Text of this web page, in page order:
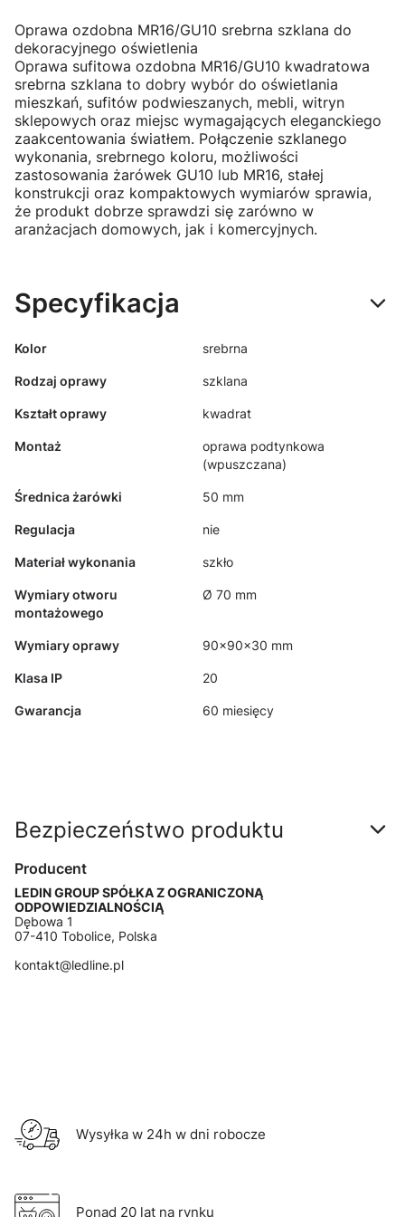
Oprawa ozdobna MR16/GU10 srebrna szklana do
dekoracyjnego oświetlenia
Oprawa sufitowa ozdobna MR16/GU10 kwadratowa
srebrna szklana to dobry wybór do oświetlania
mieszkań, sufitów podwieszanych, mebli, witryn
sklepowych oraz miejsc wymagających eleganckiego
zaakcentowania światłem. Połączenie szklanego
wykonania, srebrnego koloru, możliwości
zastosowania żarówek GU10 lub MR16, stałej
konstrukcji oraz kompaktowych wymiarów sprawia,
że produkt dobrze sprawdzi się zarówno w
aranżacjach domowych, jak i komercyjnych.
Specyfikacja
Kolor srebrna
Rodzaj oprawy szklana
Kształt oprawy kwadrat
Montaż
oprawa podtynkowa
(wpuszczana)
Średnica żarówki 50 mm
Regulacja nie
Materiał wykonania szkło
Wymiary otworu
montażowego
Ø 70 mm
Wymiary oprawy 90x90x30 mm
Klasa IP 20
Gwarancja 60 miesięcy
Bezpieczeństwo produktu
Producent
LEDIN GROUP SPÓŁKA Z OGRANICZONĄ
ODPOWIEDZIALNOŚCIĄ
Dębowa 1
07-410 Tobolice, Polska
kontakt@ledline.pl
Wysyłka w 24h w dni robocze
Ponad 20 lat na rynku